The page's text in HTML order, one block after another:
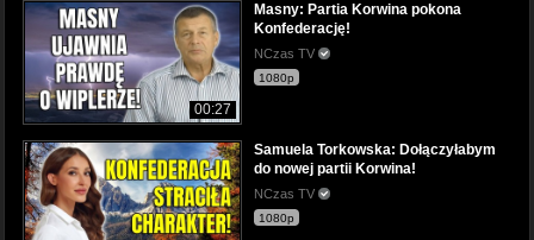
00:27
Masny: Partia Korwina pokona
Konfederację!
NCzas TV
1080p
Samuela Torkowska: Dołączyłabym
do nowej partii Korwina!
NCzas TV
1080p